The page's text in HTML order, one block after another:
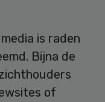
is raden
Bijna de
of